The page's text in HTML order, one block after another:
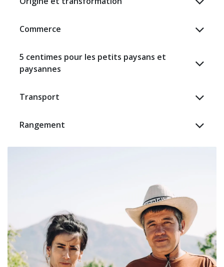
Commerce
5 centimes pour les petits paysans et
paysannes​
Transport
Rangement